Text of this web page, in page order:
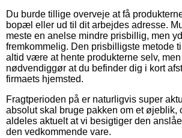
Du burde tillige overveje at få
bopæl eller ud til dit arbejdes adresse.
meste en anelse mindre prisbillig, men
fremkommelig. Den prisbilligste metode
altid være at hente produkterne selv,
nødvendiggør at du befinder dig i kort
firmaets hjemsted.
Fragtperioden på er naturligvis super
absolut skal bruge pakken om et øjeblik,
aldeles aktuelt at vi besigtiger den
den vedkommende vare.